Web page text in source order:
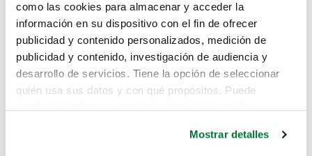
como las cookies para almacenar y acceder la
información en su dispositivo con el fin de ofrecer
publicidad y contenido personalizados, medición de
publicidad y contenido, investigación de audiencia y
desarrollo de servicios. Tiene la opción de seleccionar
quién usa sus datos y con qué propósitos. Puede
Mostrar detalles
Lo sentimos, no sabemos como
te hemos traido hasta aquí.
Pero puedes encontrar el coche que estás
buscando en alguno de estos enlaces: